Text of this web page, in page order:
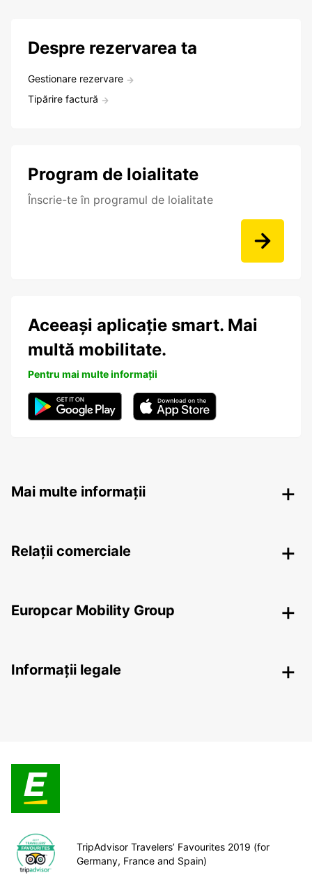
Despre rezervarea ta
Gestionare rezervare
Tipărire factură
Program de loialitate
Înscrie-te în programul de loialitate
Aceeași aplicație smart. Mai
multă mobilitate.
Pentru mai multe informații
Mai multe informații
Relații comerciale
Europcar Mobility Group
Informații legale
TripAdvisor Travelers’ Favourites 2019 (for
Germany, France and Spain)